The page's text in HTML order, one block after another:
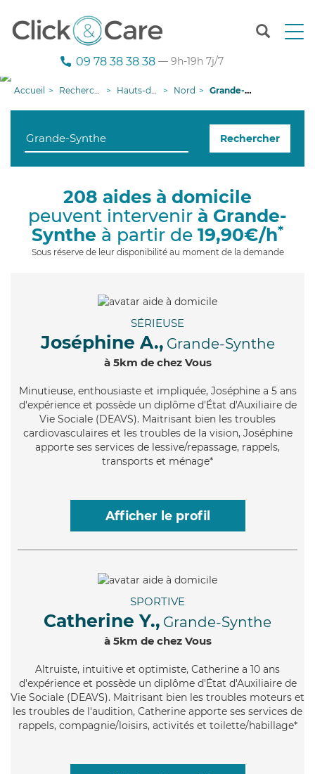
T
n
g
09 78 38 38 38 — 9h-19h 7j/7
Accueil Recherche aide à domicile Hauts-de-France Nord Grande-Synthe
Rechercher
208 aides à domicile
peuvent intervenir à Grande-
Synthe à partir de 19,90€/h*
Sous réserve de leur disponibilité au moment de la demande
SÉRIEUSE
Joséphine A., Grande-Synthe
à 5km de chez Vous
Minutieuse, enthousiaste et impliquée, Joséphine a 5 ans
d'expérience et possède un diplôme d'État d'Auxiliaire de
Vie Sociale (DEAVS). Maitrisant bien les troubles
cardiovasculaires et les troubles de la vision, Joséphine
apporte ses services de lessive/repassage, rappels,
transports et ménage*
Afficher le profil
SPORTIVE
Catherine Y., Grande-Synthe
à 5km de chez Vous
Altruiste, intuitive et optimiste, Catherine a 10 ans
d'expérience et possède un diplôme d'État d'Auxiliaire de
Vie Sociale (DEAVS). Maitrisant bien les troubles moteurs et
les troubles de l'audition, Catherine apporte ses services de
rappels, compagnie/loisirs, activités et toilette/habillage*